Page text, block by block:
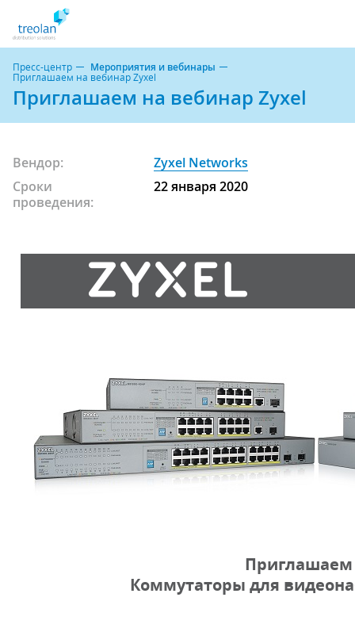
Пресс-центр Мероприятия и вебинары
Приглашаем на вебинар Zyxel
Приглашаем на вебинар Zyxel
Вендор:
Zyxel Networks
Сроки
проведения:
22 января 2020
Приглашаем
Коммутаторы для